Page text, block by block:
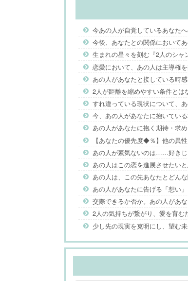
今あの人が自覚しているあなた
今後、あなたとの関係において
生まれの星々を刻む『2人のシャ
恋愛において、あの人は主導権
あの人があなたと接している時
2人が距離を縮めやすい条件とは
すれ違っている現状について、
今、あの人があなたに抱いてい
あの人があなたに抱く期待・求
【あなたの優先度◆％】他の異
あの人が素気ないのは……好き
あの人はこの恋を進展させたい
あの人は、この先あなたとどん
あの人があなたに告げる「想い」
交際できるか否か。あの人があ
2人の気持ちが繋がり、愛を育む
少し先の現実を克明にし、望む